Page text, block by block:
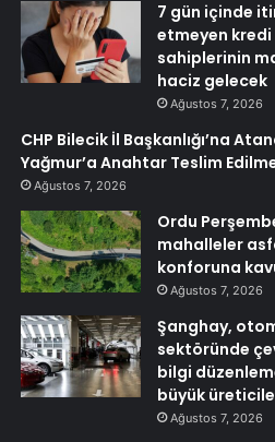
7 gün içinde
etmeyen kredi
sahiplerinin
haciz gelecek
Ağustos 7, 2026
CHP Bilecik İl Başkanlığı’na
Yağmur’a Anahtar Teslim
Ağustos 7, 2026
Ordu
mahalleler
konforuna
Ağustos 7, 2026
Şanghay,
sektöründe
bilgi
büyük
Ağustos 7, 2026